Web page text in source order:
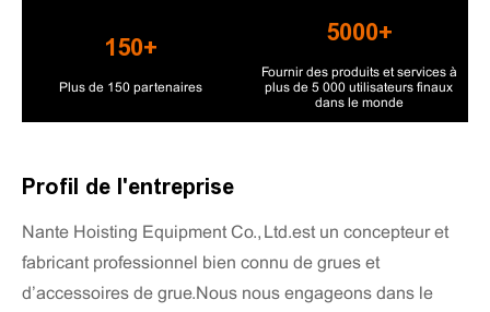
150+
Plus de 150 partenaires
5000+
Fournir des produits et services à
plus de 5 000 utilisateurs finaux
dans le monde
Profil de l'entreprise
Nante Hoisting Equipment Co., Ltd.est un concepteur et
fabricant professionnel bien connu de grues et
d’accessoires de grue.Nous nous engageons dans le